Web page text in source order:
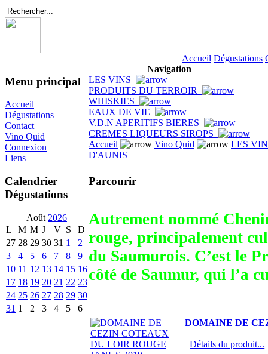
Accueil Dégustations
Menu principal
Accueil
Dégustations
Contact
Vino Quid
Connexion
Liens
Calendrier
Dégustations
Août 2026
L
M M J V S
D
27 28 29 30 31 1
2
3
4 5 6 7 8
9
10 11 12 13 14 15 16
17 18 19 20 21 22 23
24 25 26 27 28 29 30
31 1 2 3 4 5 6
Navigation
LES VINS
PRODUITS DU TERROIR
WHISKIES
EAUX DE VIE
V.D.N APERITIFS BIERES
CREMES LIQUEURS SIROPS
Accueil
Vino Quid
LES
D'AUNIS
Parcourir
Autrement nommé
rouge, principalement
du Saumurois. C’est le
côté de Saumur, qui l’a
DOMAINE DE
Détails du produit...